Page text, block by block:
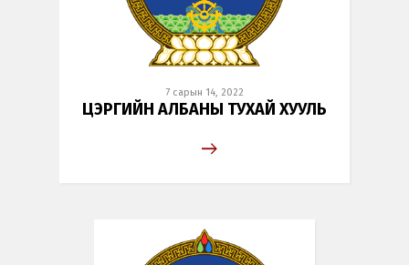
7 сарын 14, 2022
ЦЭРГИЙН АЛБАНЫ ТУХАЙ ХУУЛЬ